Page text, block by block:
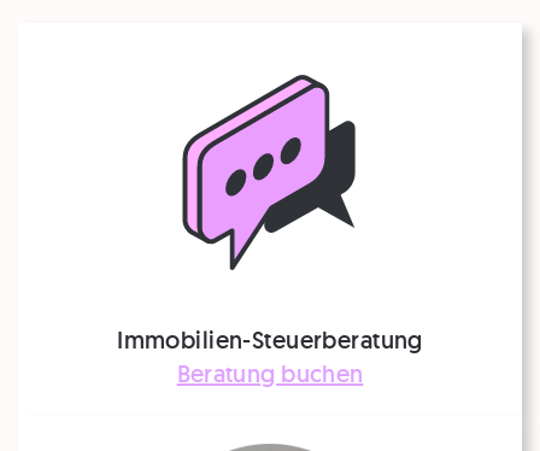
Immobilien-Steuerberatung
Beratung buchen